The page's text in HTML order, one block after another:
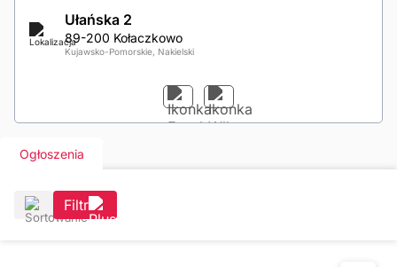
Ułańska 2
89-200 Kołaczkowo
Kujawsko-Pomorskie, Nakielski
Ogłoszenia
Filtr